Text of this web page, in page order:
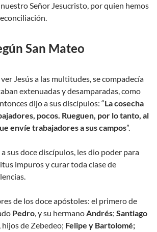
Señor Jesucristo, por quien hemos
San Mateo
Jesús a las multitudes, se compadecía
extenuadas y desamparadas, como
dijo a sus discípulos: “La cosecha
pocos. Rueguen, por lo tanto, al
envíe trabajadores a sus campos”.
sus doce discípulos, les dio poder para
impuros y curar toda clase de
de los doce apóstoles: el primero de
Pedro, y su hermanoAndrés; Santiago
, hijos de Zebedeo; Felipe y Bartolomé;